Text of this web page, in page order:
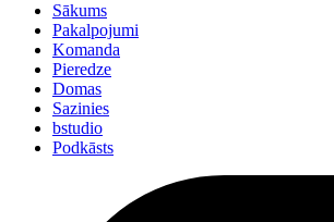
Sākums
Pakalpojumi
Komanda
Pieredze
Domas
Sazinies
bstudio
Podkāsts